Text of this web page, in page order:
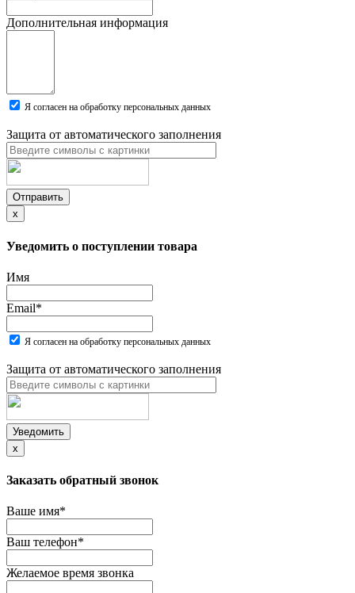
Дополнительная информация
Я согласен на обработку персональных данных
Защита от автоматического заполнения
Отправить
x
Уведомить о поступлении товара
Имя
Email*
Я согласен на обработку персональных данных
Защита от автоматического заполнения
Уведомить
x
Заказать обратный звонок
Ваше имя*
Ваш телефон*
Желаемое время звонка